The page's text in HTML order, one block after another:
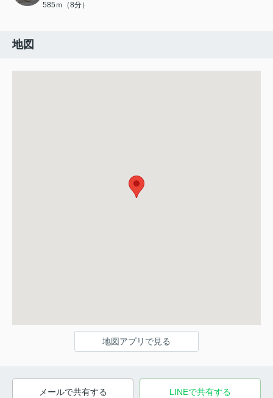
585ｍ（8分）
地図
地図アプリで見る
メールで共有する LINEで共有する